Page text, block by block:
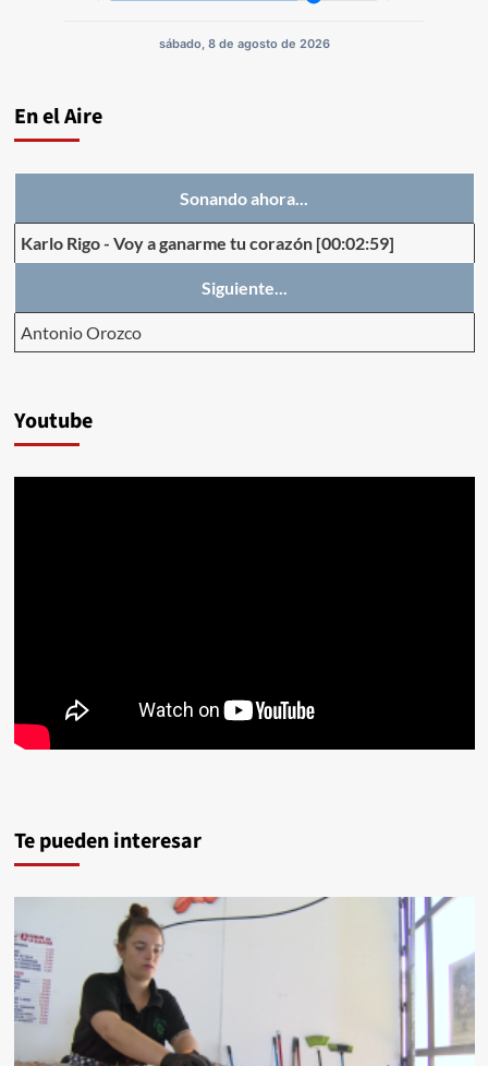
sábado, 8 de agosto de 2026
En el Aire
Sonando ahora...
Karlo Rigo- Voy a ganarme tu corazón [00:02:59]
Siguiente...
Antonio Orozco
Youtube
Te pueden interesar